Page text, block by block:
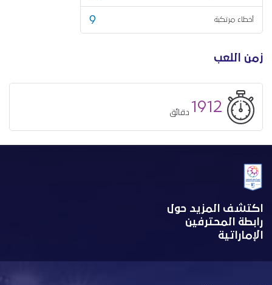
زمن اللعب
1912 دقائق
أخطاء مرتكبة 9
اكتشف المزيد حول
رابطة المحترفين
الإماراتية